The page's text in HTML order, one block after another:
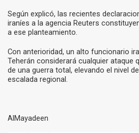
Según explicó, las recientes
iraníes a la agencia Reuters
a ese planteamiento.
Con anterioridad, un alto funcionario
Teherán considerará cualquier ataque
de una guerra total, elevando el nivel
escalada regional.
AlMayadeen